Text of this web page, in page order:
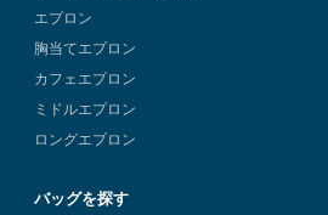
エプロン
胸当てエプロン
カフェエプロン
ミドルエプロン
ロングエプロン
バッグを探す